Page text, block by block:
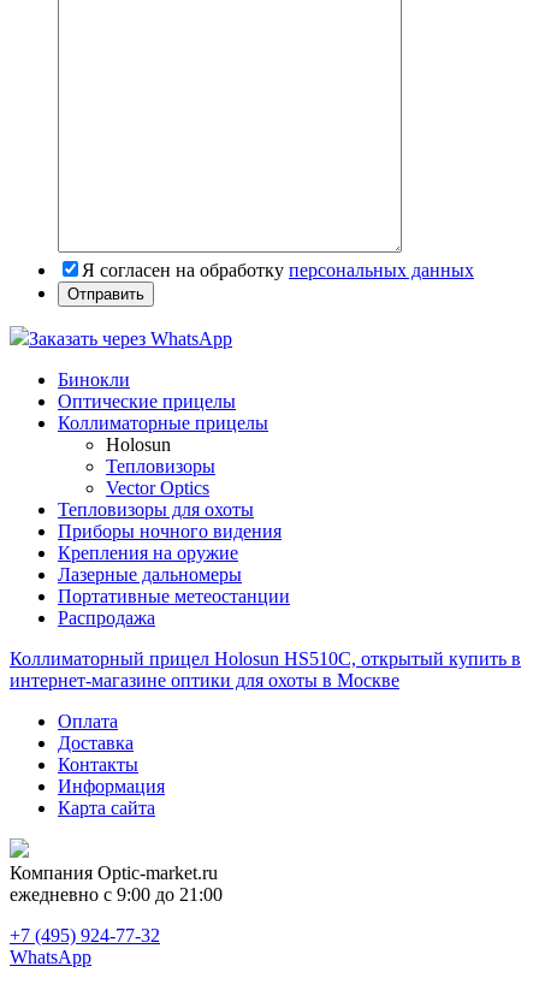
Я согласен на обработку персональных данных
Заказать через WhatsApp
Бинокли
Оптические прицелы
Коллиматорные прицелы
Holosun
Тепловизоры
Vector Optics
Тепловизоры для охоты
Приборы ночного видения
Крепления на оружие
Лазерные дальномеры
Портативные метеостанции
Распродажа
Коллиматорный прицел Holosun HS510C, открытый купить в
интернет-магазине оптики для охоты в Москве
Оплата
Доставка
Контакты
Информация
Карта сайта
Компания Optic-market.ru
ежедневно с 9:00 до 21:00
+7 (495) 924-77-32
WhatsApp